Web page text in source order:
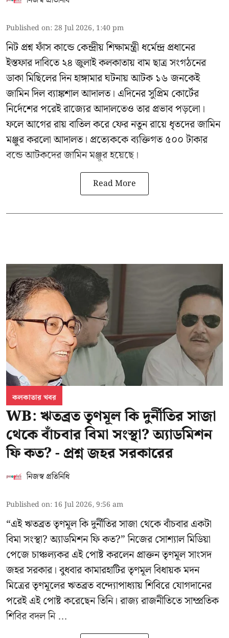
Published on: 28 Jul 2026, 1:40 pm
নিট প্রশ্ন ফাঁস কান্ডে কেন্দ্রীয় শিক্ষামন্ত্রী ধর্মেন্দ্র প্রধানের
ইস্তফার দাবিতে ২৪ জুলাই কলকাতায় বাম ছাত্র সংগঠনের
ডাকা মিছিলের দিন হাঙ্গামার ঘটনায় আটক ১৬ জনকেই
জামিন দিল ব্যাঙ্কশাল আদালত। এদিনের সুপ্রিম কোর্টের
নির্দেশের পরেই রাজ্যের আদালতেও তার প্রভাব পড়লো।
ফলে আগের রায় বাতিল করে ফের নতুন রায়ে ধৃতদের জামিন
মঞ্জুর করলো আদালত। প্রত্যেককে ব্যক্তিগত ৫০০ টাকার
বন্ডে আটকদের জামিন মঞ্জুর হয়েছে।
Read More
কলকাতার খবর
WB: ঋতব্রত তৃণমূল কি দুর্নীতির সাজা
থেকে বাঁচবার বিমা সংস্থা? অ্যাডমিশন
ফি কত? - প্রশ্ন জহর সরকারের
নিজস্ব প্রতিনিধি
Published on: 16 Jul 2026, 9:56 am
“এই ঋতব্রত তৃণমূল কি দুর্নীতির সাজা থেকে বাঁচবার একটা
বিমা সংস্থা? অ্যাডমিশন ফি কত?” নিজের সোশ্যাল মিডিয়া
পেজে চাঞ্চল্যকর এই পোষ্ট করলেন প্রাক্তন তৃণমূল সাংসদ
জহর সরকার। বুধবার কামারহাটির তৃণমূল বিধায়ক মদন
মিত্রেরতৃণমূলের ঋতব্রত বন্দ্যোপাধ্যায় শিবিরেযোগদানের
পরেই এই পোষ্ট করেছেন তিনি। রাজ্য রাজনীতিতে সাম্প্রতিক
শিবির বদল নি ...